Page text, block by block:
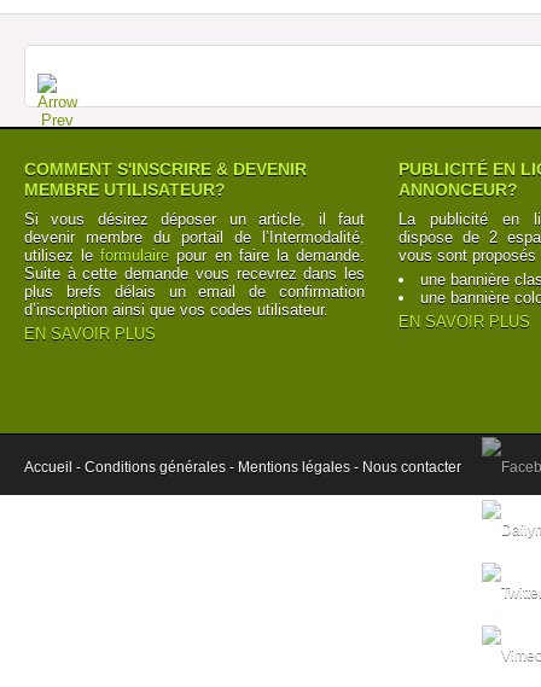
COMMENT S'INSCRIRE & DEVENIR
MEMBRE UTILISATEUR?
Si vous désirez déposer un article, il faut
devenir membre du portail de l’Intermodalité,
utilisez leformulaire pour en faire la demande.
Suite à cette demande vous recevrez dans les
plus brefs délais un email de confirmation
d’inscription ainsi que vos codes utilisateur.
EN SAVOIR PLUS
PUBLICITÉ EN
ANNONCEUR?
La publicité en
dispose de 2
vous sont proposés
une bannière
une bannière
EN SAVOIR PLUS
Accueil - Conditions générales - Mentions légales - Nous contacter